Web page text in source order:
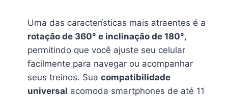
Uma das características mais atraentes é a
rotação de 360° e inclinação de 180°,
permitindo que você ajuste seu celular
facilmente para navegar ou acompanhar
seus treinos. Sua compatibilidade
universal acomoda smartphones de até 11